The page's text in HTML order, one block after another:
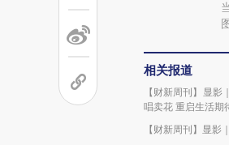
相关报道
【财新周刊】显
唱卖花 重启生活期
【财新周刊】显影